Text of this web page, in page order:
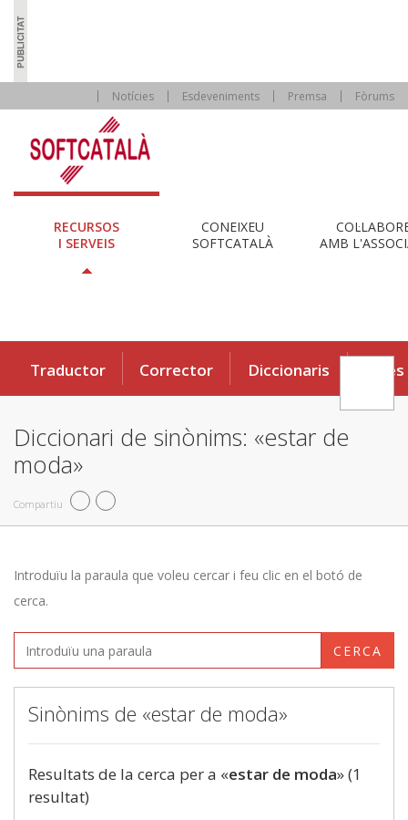
Notícies Esdeveniments Premsa Fòrums
RECURSOS
I SERVEIS
CONEIXEU
SOFTCATALÀ
AMB
Traductor Corrector Diccionaris Eines
Diccionari de sinònims: «estar de
moda»
Compartiu
Introduïu la paraula que voleu cercar i feu clic en el botó de
cerca.
CERCA
Sinònims de «estar de moda»
Resultats de la cerca per a «estar de moda» (1
resultat)